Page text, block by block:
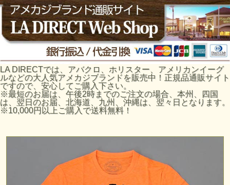
LA DIRECTでは、アバクロ、ホリスター、アメリカンイーグ
ルなどの大人気アメカジブランドを販売中！正規品通販サイト
ですので、安心してご購入下さい。
※最短のお届は、午後2時までのご注文の場合、本州、四国
は、翌日のお届、北海道、九州、沖縄は、翌々日となります。
※10,000円以上ご購入で送料無料！